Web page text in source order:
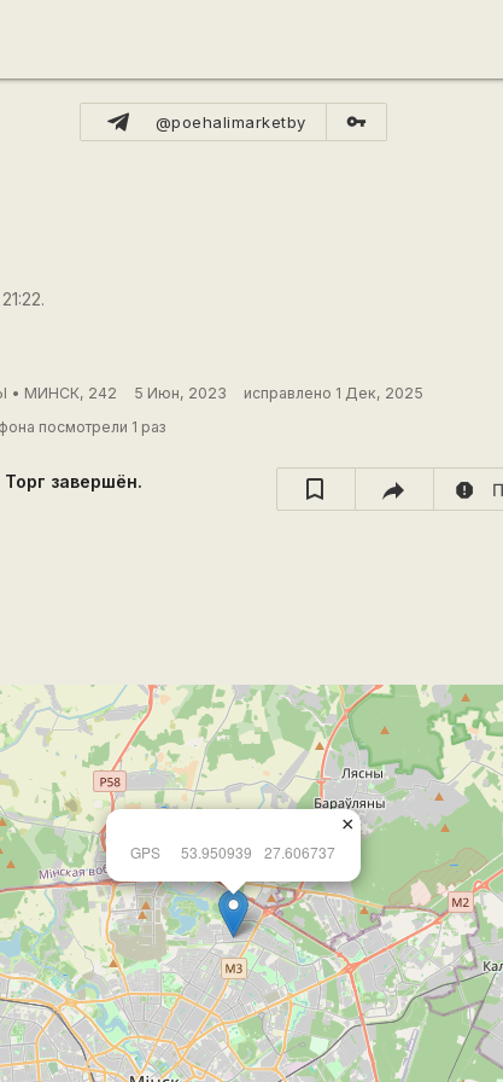
@poehalimarketby vpn_key
• МИНСК, 242 5 Июн, 2023
исправлено 1 Дек, 2025
посмотрели 1 раз
Торг завершён. report
GPS 53.950939 27.606737
×